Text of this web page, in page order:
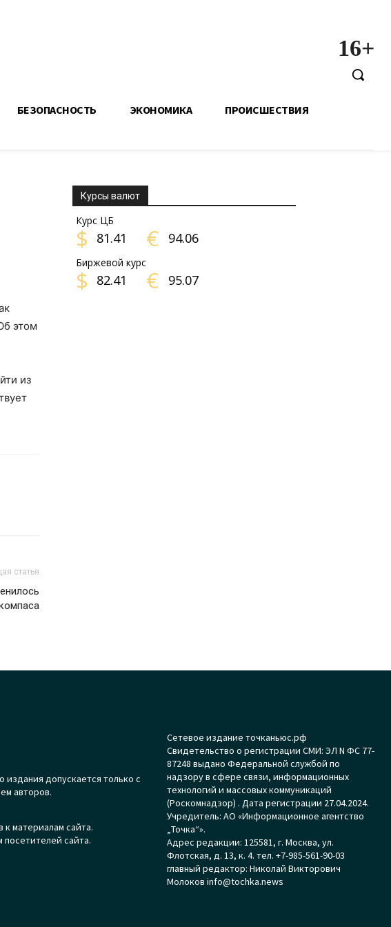
16+
БЕЗОПАСНОСТЬ ЭКОНОМИКА ПРОИСШЕСТВИЯ
этом
из
статья
Курсы валют
Курс ЦБ
$ 81.41 € 94.06
Биржевой курс
$ 82.41 € 95.07
издания допускается только с
авторов.
материалам сайта.
посетителей сайта.
Сетевое издание точканьюс.рф
Свидетельство о регистрации СМИ: ЭЛ N ФС 77-
87248 выдано Федеральной службой по
надзору в сфере связи, информационных
технологий и массовых коммуникаций
(Роскомнадзор) . Дата регистрации 27.04.2024.
Учредитель: АО «Информационное агентство
„Точка“».
Адрес редакции: 125581, г. Москва, ул.
Флотская, д. 13, к. 4. тел. +7-985-561-90-03
главный редактор: Николай Викторович
Молоков info@tochka.news